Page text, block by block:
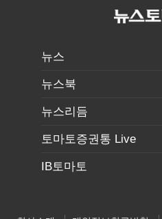
뉴스
뉴스북
뉴스리듬
토마토증권통 Live
IB토마토